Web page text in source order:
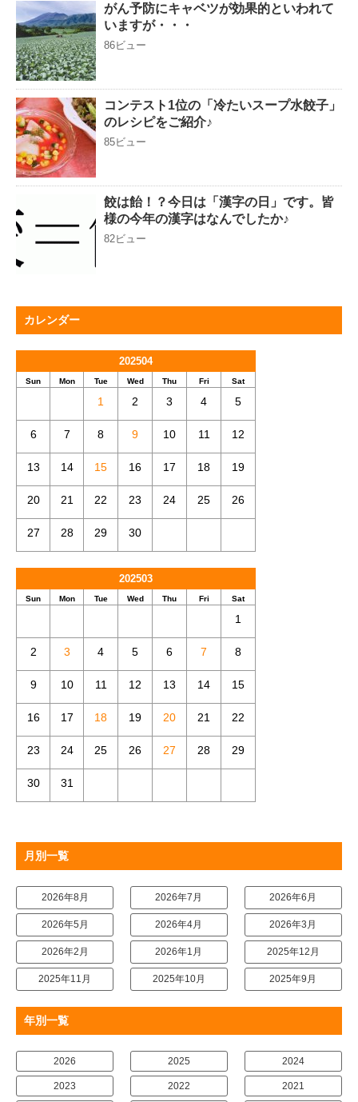
がん予防にキャベツが効果的といわれて
いますが・・・
86ビュー
コンテスト1位の「冷たいスープ水餃子」
のレシピをご紹介♪
85ビュー
餃は飴！？今日は「漢字の日」です。皆
様の今年の漢字はなんでしたか♪
82ビュー
カレンダー
202504
Sun Mon Tue Wed Thu Fri Sat
1 2 3 4 5
6 7 8 9 10 11 12
13 14 15 16 17 18 19
20 21 22 23 24 25 26
27 28 29 30
202503
Sun Mon Tue Wed Thu Fri Sat
1
2 3 4 5 6 7 8
9 10 11 12 13 14 15
16 17 18 19 20 21 22
23 24 25 26 27 28 29
30 31
月別一覧
2026年8月 2026年7月 2026年6月
2026年5月 2026年4月 2026年3月
2026年2月 2026年1月 2025年12月
2025年11月 2025年10月 2025年9月
年別一覧
2026 2025 2024
2023 2022 2021